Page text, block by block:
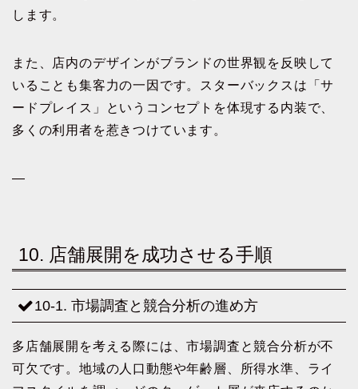
します。
また、店内のデザインがブランドの世界観を反映して
いることも集客力の一因です。スターバックスは「サ
ードプレイス」というコンセプトを体現する内装で、
多くの利用者を惹きつけています。
—
10. 店舗展開を成功させる手順
10-1. 市場調査と競合分析の進め方
多店舗展開を考える際には、市場調査と競合分析が不
可欠です。地域の人口動態や年齢層、所得水準、ライ